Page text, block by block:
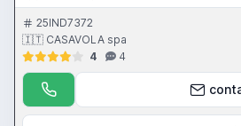
25IND7372
🇮🇹 CASAVOLA spa
4
4